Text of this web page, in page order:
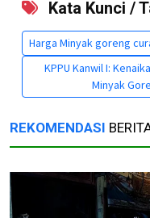
Kata Kunci /
Harga Minyak goreng
KPPU Kanwil I:
Minyak
REKOMENDASI